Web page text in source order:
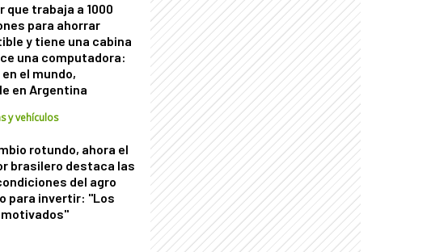
que trabaja a 1000
para ahorrar
y tiene una cabina
una computadora:
el mundo,
en Argentina
y vehículos
rotundo, ahora el
brasilero destaca las
del agro
para invertir: "Los